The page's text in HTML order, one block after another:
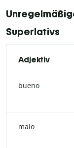
Superlativs
Adjektiv
bueno
malo